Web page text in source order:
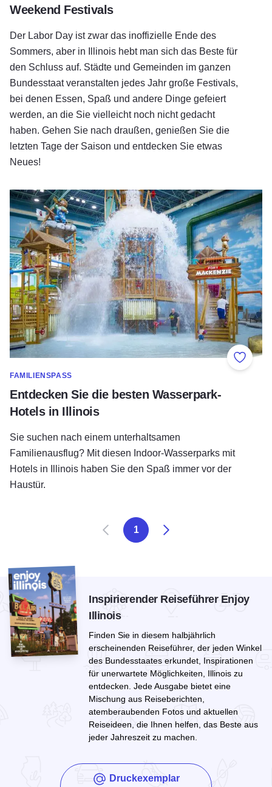
Weekend Festivals
Der Labor Day ist zwar das inoffizielle Ende des
Sommers, aber in Illinois hebt man sich das Beste für
den Schluss auf. Städte und Gemeinden im ganzen
Bundesstaat veranstalten jedes Jahr große Festivals,
bei denen Essen, Spaß und andere Dinge gefeiert
werden, an die Sie vielleicht noch nicht gedacht
haben. Gehen Sie nach draußen, genießen Sie die
letzten Tage der Saison und entdecken Sie etwas
Neues!
Zu
FAMILIENSPASS
Entdecken Sie die besten Wasserpark-
Hotels in Illinois
Sie suchen nach einem unterhaltsamen
Familienausflug? Mit diesen Indoor-Wasserparks mit
Hotels in Illinois haben Sie den Spaß immer vor der
Haustür.
Entdecken Sie die besten Wasserpark-Hotels in Illinois
Zurück 1 Weiter
Inspirierender Reiseführer Enjoy
Illinois
Finden Sie in diesem halbjährlich
erscheinenden Reiseführer, der jeden Winkel
des Bundesstaates erkundet, Inspirationen
für unerwartete Möglichkeiten, Illinois zu
entdecken. Jede Ausgabe bietet eine
Mischung aus Reiseberichten,
atemberaubenden Fotos und aktuellen
Reiseideen, die Ihnen helfen, das Beste aus
jeder Jahreszeit zu machen.
Druckexemplar